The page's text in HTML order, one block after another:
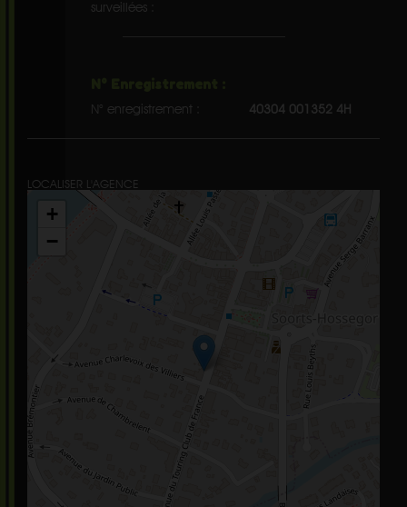
surveillées :
N° enregistrement : 40304 001352 4H
LOCALISER L'AGENCE
+
−